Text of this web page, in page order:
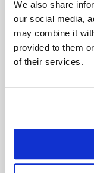
We also share
our social media,
may combine it
provided to them
of their services.
会頭ご挨拶・歴代名簿
役員一覧・組織図
数字で見るJCC
理事会議事録・事業
新入企業一覧
活動報告